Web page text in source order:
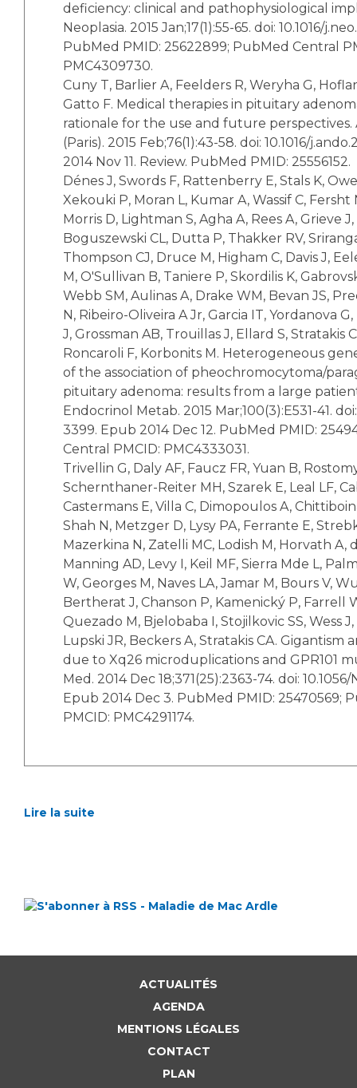
deficiency: clinical and pathophysiological
Neoplasia. 2015 Jan;17(1):55-65. doi: 10.1016/
PubMed PMID: 25622899; PubMed Central
PMC4309730.
Cuny T, Barlier A, Feelders R, Weryha G,
Gatto F. Medical therapies in pituitary
rationale for the use and future perspectives.
(Paris). 2015 Feb;76(1):43-58. doi: 10.1016/
2014 Nov 11. Review. PubMed PMID: 25556152.
Dénes J, Swords F, Rattenberry E, Stals K,
Xekouki P, Moran L, Kumar A, Wassif C, Fersht
Morris D, Lightman S, Agha A, Rees A, Grieve
Boguszewski CL, Dutta P, Thakker RV,
Thompson CJ, Druce M, Higham C, Davis J,
M, O'Sullivan B, Taniere P, Skordilis K,
Webb SM, Aulinas A, Drake WM, Bevan JS,
N, Ribeiro-Oliveira A Jr, Garcia IT, Yordanova
J, Grossman AB, Trouillas J, Ellard S, Stratakis
Roncaroli F, Korbonits M. Heterogeneous
of the association of pheochromocytoma/
pituitary adenoma: results from a large
Endocrinol Metab. 2015 Mar;100(3):E531-41. doi:
3399. Epub 2014 Dec 12. PubMed PMID:
Central PMCID: PMC4333031.
Trivellin G, Daly AF, Faucz FR, Yuan B,
Schernthaner-Reiter MH, Szarek E, Leal LF,
Castermans E, Villa C, Dimopoulos A,
Shah N, Metzger D, Lysy PA, Ferrante E,
Mazerkina N, Zatelli MC, Lodish M, Horvath A,
Manning AD, Levy I, Keil MF, Sierra Mde L,
W, Georges M, Naves LA, Jamar M, Bours V,
Bertherat J, Chanson P, Kamenický P, Farrell
Quezado M, Bjelobaba I, Stojilkovic SS, Wess J,
Lupski JR, Beckers A, Stratakis CA. Gigantism
due to Xq26 microduplications and GPR101
Med. 2014 Dec 18;371(25):2363-74. doi:
Epub 2014 Dec 3. PubMed PMID: 25470569;
PMCID: PMC4291174.
Lire la suite
ACTUALITÉS
AGENDA
MENTIONS LÉGALES
CONTACT
PLAN